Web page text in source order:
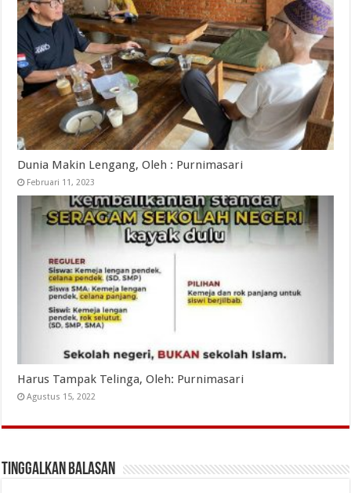
Dunia Makin Lengang, Oleh : Purnimasari
Februari 11, 2023
Harus Tampak Telinga, Oleh: Purnimasari
Agustus 15, 2022
Tinggalkan Balasan